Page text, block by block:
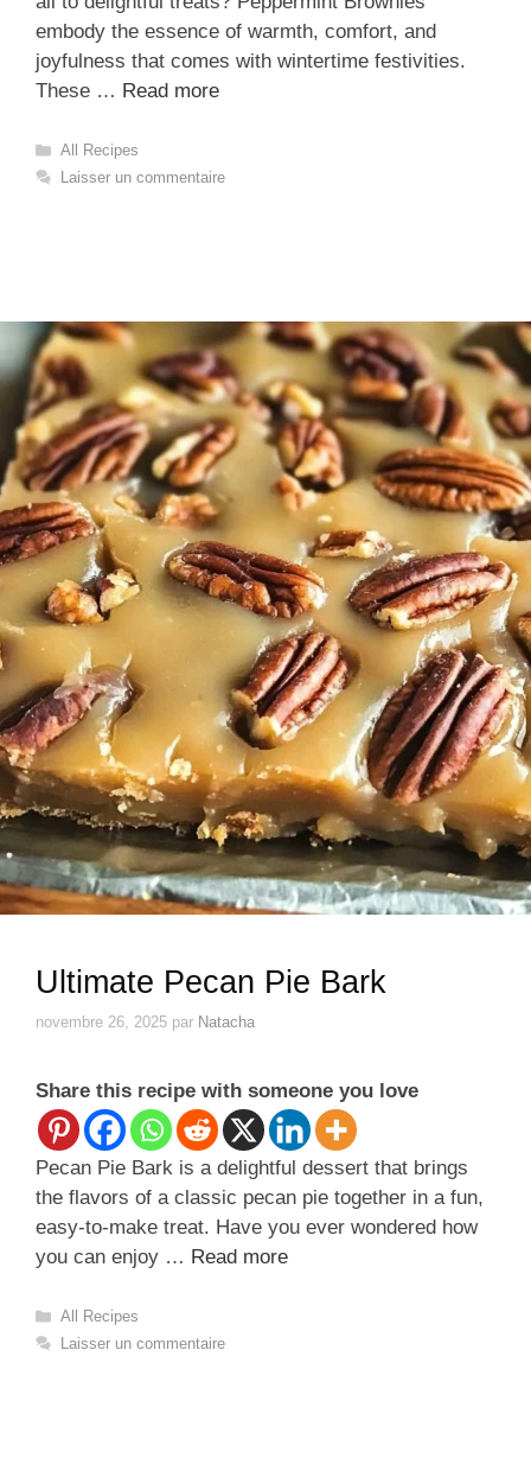
embody the essence of warmth, comfort, and
joyfulness that comes with wintertime festivities.
These … Read more
Catégories
All Recipes
Laisser un commentaire
Ultimate Pecan Pie Bark
novembre 26, 2025 par Natacha
Share this recipe with someone you love
Pecan Pie Bark is a delightful dessert that brings
the flavors of a classic pecan pie together in a fun,
easy-to-make treat. Have you ever wondered how
you can enjoy … Read more
Catégories
All Recipes
Laisser un commentaire